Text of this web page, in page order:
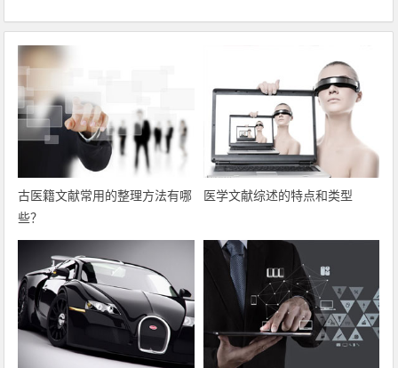
古医籍文献常用的整理方法有哪
些？
医学文献综述的特点和类型